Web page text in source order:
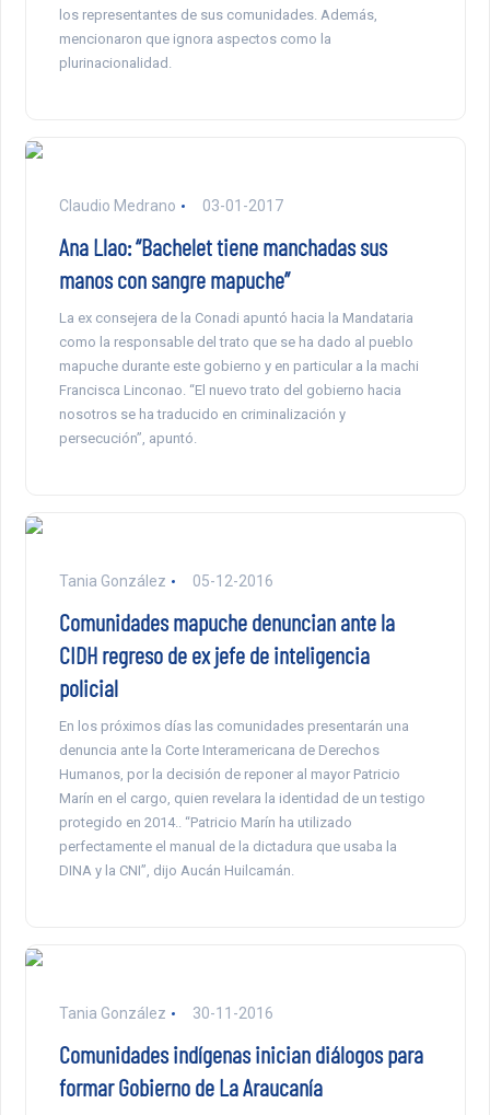
los representantes de sus comunidades. Además,
mencionaron que ignora aspectos como la
plurinacionalidad.
Claudio Medrano 03-01-2017
Ana Llao: “Bachelet tiene manchadas sus
manos con sangre mapuche”
La ex consejera de la Conadi apuntó hacia la Mandataria
como la responsable del trato que se ha dado al pueblo
mapuche durante este gobierno y en particular a la machi
Francisca Linconao. “El nuevo trato del gobierno hacia
nosotros se ha traducido en criminalización y
persecución”, apuntó.
Tania González 05-12-2016
Comunidades mapuche denuncian ante la
CIDH regreso de ex jefe de inteligencia
policial
En los próximos días las comunidades presentarán una
denuncia ante la Corte Interamericana de Derechos
Humanos, por la decisión de reponer al mayor Patricio
Marín en el cargo, quien revelara la identidad de un testigo
protegido en 2014.. “Patricio Marín ha utilizado
perfectamente el manual de la dictadura que usaba la
DINA y la CNI”, dijo Aucán Huilcamán.
Tania González 30-11-2016
Comunidades indígenas inician diálogos para
formar Gobierno de La Araucanía